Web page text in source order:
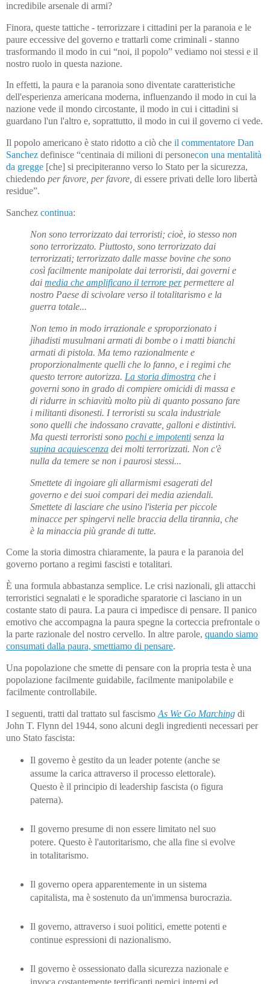
incredibile arsenale di armi?
Finora, queste tattiche - terrorizzare i cittadini per la paranoia e le
paure eccessive del governo e trattarli come criminali - stanno
trasformando il modo in cui “noi, il popolo” vediamo noi stessi e il
nostro ruolo in questa nazione.
In effetti, la paura e la paranoia sono diventate caratteristiche
dell'esperienza americana moderna, influenzando il modo in cui la
nazione vede il mondo circostante, il modo in cui i cittadini si
guardano l'un l'altro e, soprattutto, il modo in cui il governo ci vede.
Il popolo americano è stato ridotto a ciò che il commentatore Dan
Sanchez definisce “centinaia di milioni di personecon una mentalità
da gregge [che] si precipiteranno verso lo Stato per la sicurezza,
chiedendo per favore, per favore, di essere privati delle loro libertà
residue”.
Sanchez continua:
Non sono terrorizzato dai terroristi; cioè, io stesso non
sono terrorizzato. Piuttosto, sono terrorizzato dai
terrorizzati; terrorizzato dalle masse bovine che sono
così facilmente manipolate dai terroristi, dai governi e
dai media che amplificano il terrore perpermettere al
nostro Paese di scivolare verso il totalitarismo e la
guerra totale...
Non temo in modo irrazionale e sproporzionato i
jihadisti musulmani armati di bombe o i matti bianchi
armati di pistola. Ma temo razionalmente e
proporzionalmente quelli che lo fanno, e i regimi che
questo terrore autorizza. La storia dimostra che i
governi sono in grado di compiere omicidi di massa e
di ridurre in schiavitù molto più di quanto possano fare
i militanti disonesti. I terroristi su scala industriale
sono quelli che indossano cravatte, galloni e distintivi.
Ma questi terroristi sono pochi e impotenti senza la
supina acquiescenza dei molti terrorizzati. Non c'è
nulla da temere se non i paurosi stessi...
Smettete di ingoiare gli allarmismi esagerati del
governo e dei suoi compari dei media aziendali.
Smettete di lasciare che usino l'isteria per piccole
minacce per spingervi nelle braccia della tirannia, che
è la minaccia più grande di tutte.
Come la storia dimostra chiaramente, la paura e la paranoia del
governo portano a regimi fascisti e totalitari.
È una formula abbastanza semplice. Le crisi nazionali, gli attacchi
terroristici segnalati e le sporadiche sparatorie ci lasciano in un
costante stato di paura. La paura ci impedisce di pensare. Il panico
emotivo che accompagna la paura spegne la corteccia prefrontale o
la parte razionale del nostro cervello. In altre parole, quando siamo
consumati dalla paura, smettiamo di pensare.
Una popolazione che smette di pensare con la propria testa è una
popolazione facilmente guidabile, facilmente manipolabile e
facilmente controllabile.
I seguenti, tratti dal trattato sul fascismo As We Go Marching di
John T. Flynn del 1944, sono alcuni degli ingredienti necessari per
uno Stato fascista:
Il governo è gestito da un leader potente (anche se
assume la carica attraverso il processo elettorale).
Questo è il principio di leadership fascista (o figura
paterna).
Il governo presume di non essere limitato nel suo
potere. Questo è l'autoritarismo, che alla fine si evolve
in totalitarismo.
Il governo opera apparentemente in un sistema
capitalista, ma è sostenuto da un'immensa burocrazia.
Il governo, attraverso i suoi politici, emette potenti e
continue espressioni di nazionalismo.
Il governo è ossessionato dalla sicurezza nazionale e
invoca costantemente terrificanti nemici interni ed